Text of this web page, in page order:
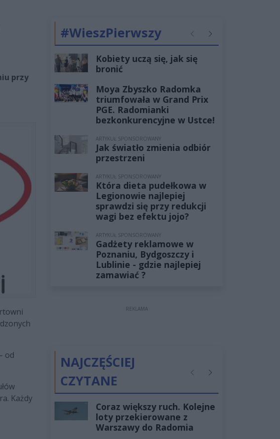
przy
od
Każdy
#WieszPierwszy PoprzednieNastępne
Kobiety uczą się, jak się
bronić
Moya Zbyszko Radomka
triumfowała w Grand Prix
PGE. Radomianki
bezkonkurencyjne w Ustce!
ARTYKUŁ SPONSOROWANY
Jak światło zmienia odbiór
przestrzeni
ARTYKUŁ SPONSOROWANY
Która dieta pudełkowa w
Legionowie najlepiej
sprawdzi się przy redukcji
wagi bez efektu jojo?
ARTYKUŁ SPONSOROWANY
Gadżety reklamowe w
Poznaniu, Bydgoszczy i
Lublinie - gdzie najlepiej
zamawiać ?
REKLAMA
NAJCZĘŚCIEJ
CZYTANE
PoprzednieNastępne
Coraz większy ruch. Kolejne
loty przekierowane z
Warszawy do Radomia